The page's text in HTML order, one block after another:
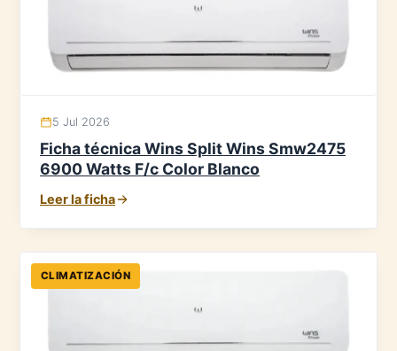
5 Jul 2026
Ficha técnica Wins Split Wins Smw2475
6900 Watts F/c Color Blanco
Leer la ficha
CLIMATIZACIÓN